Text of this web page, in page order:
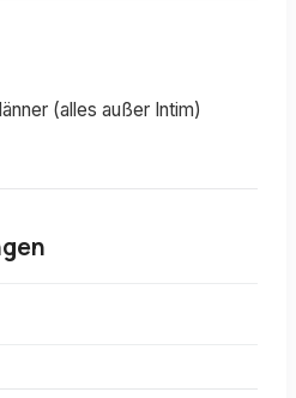
(alles außer Intim)